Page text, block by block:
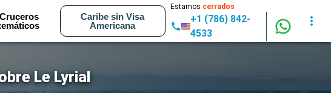
Cruceros
Caribe sin Visa
Americana
Estamos cerrados
+1 (786) 842-
4533
Le Lyrial